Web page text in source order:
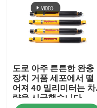
도로 아주 튼튼한 완충
장치 거품 세포에서 떨
어져 40 밀리미터는 차
량을 시굴했습니다